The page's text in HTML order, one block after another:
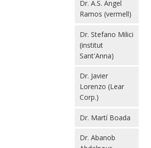
Dr. A.S. Àngel
Ramos (vermell)
Dr. Stefano Milici
(institut
Sant'Anna)
Dr. Javier
Lorenzo (Lear
Corp.)
Dr. Martí Boada
Dr. Abanob